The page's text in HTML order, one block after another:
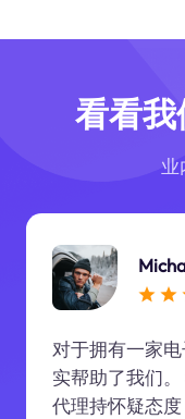
看看
业
对于拥有一家电
实帮助了我们
代理持怀疑态